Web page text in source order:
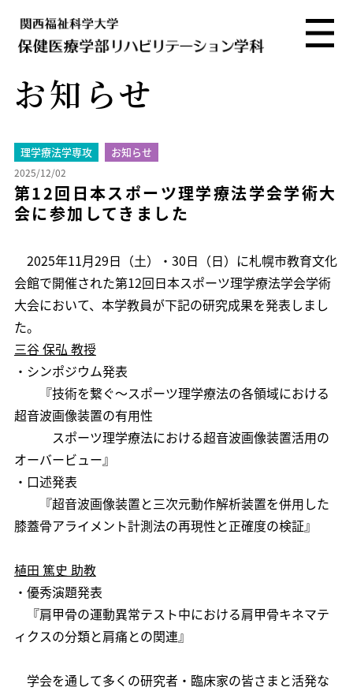
お知らせ
理学療法学専攻 お知らせ
2025/12/02
第12回日本スポーツ理学療法学会学術大
会に参加してきました
2025年11月29日（土）・30日（日）に札幌市教育文化
会館で開催された第12回日本スポーツ理学療法学会学術
大会において、本学教員が下記の研究成果を発表しまし
た。
三谷 保弘 教授
・シンポジウム発表
『技術を繋ぐ～スポーツ理学療法の各領域における
超音波画像装置の有用性
スポーツ理学療法における超音波画像装置活用の
オーバービュー』
・口述発表
『超音波画像装置と三次元動作解析装置を併用した
膝蓋骨アライメント計測法の再現性と正確度の検証』
植田 篤史 助教
・優秀演題発表
『肩甲骨の運動異常テスト中における肩甲骨キネマテ
ィクスの分類と肩痛との関連』
学会を通して多くの研究者・臨床家の皆さまと活発な